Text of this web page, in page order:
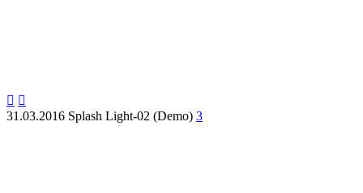
 
31.03.2016 Splash Light-02 (Demo) 3